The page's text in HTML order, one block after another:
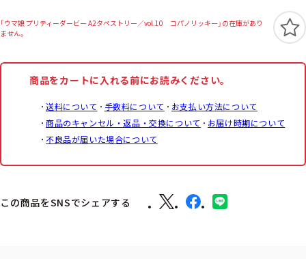
「ウマ娘 プリティーダービー A2タペストリー／vol.10 コパノリッキー」の在庫があり
ません。
商品をカートに入れる前にお読みください。
送料について 手数料について
お支払い方法について
商品のキャンセル・返品・交換について
お届け時期について
不良品が届いた場合について
この商品をSNSでシェアする